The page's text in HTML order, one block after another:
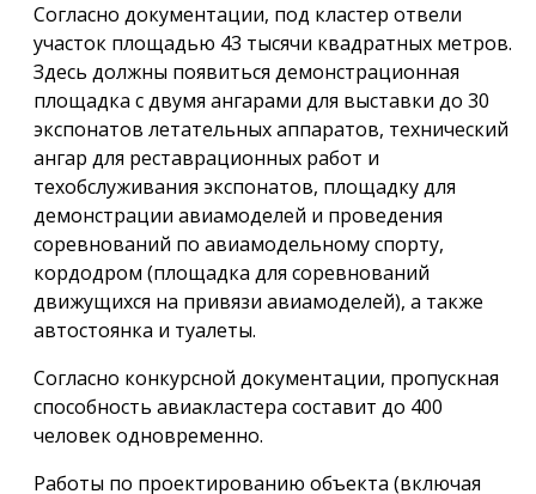
Согласно документации, под кластер отвели
участок площадью 43 тысячи квадратных метров.
Здесь должны появиться демонстрационная
площадка с двумя ангарами для выставки до 30
экспонатов летательных аппаратов, технический
ангар для реставрационных работ и
техобслуживания экспонатов, площадку для
демонстрации авиамоделей и проведения
соревнований по авиамодельному спорту,
кордодром (площадка для соревнований
движущихся на привязи авиамоделей), а также
автостоянка и туалеты.
Согласно конкурсной документации, пропускная
способность авиакластера составит до 400
человек одновременно.
Работы по проектированию объекта (включая